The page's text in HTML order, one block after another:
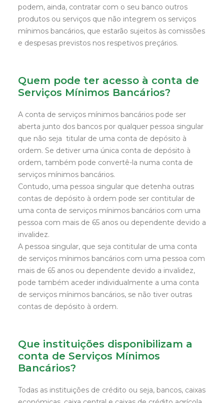
podem, ainda, contratar com o seu banco outros
produtos ou serviços que não integrem os serviços
mínimos bancários, que estarão sujeitos às comissões
e despesas previstos nos respetivos preçários.
Quem pode ter acesso à conta de
Serviços Mínimos Bancários?
A conta de serviços mínimos bancários pode ser
aberta junto dos bancos por qualquer pessoa singular
que não seja titular de uma conta de depósito à
ordem. Se detiver uma única conta de depósito à
ordem, também pode convertê-la numa conta de
serviços mínimos bancários.
Contudo, uma pessoa singular que detenha outras
contas de depósito à ordem pode ser contitular de
uma conta de serviços mínimos bancários com uma
pessoa com mais de 65 anos ou dependente devido a
invalidez.
A pessoa singular, que seja contitular de uma conta
de serviços mínimos bancários com uma pessoa com
mais de 65 anos ou dependente devido a invalidez,
pode também aceder individualmente a uma conta
de serviços mínimos bancários, se não tiver outras
contas de depósito à ordem.
Que instituições disponibilizam a
conta de Serviços Mínimos
Bancários?
Todas as instituições de crédito ou seja, bancos, caixas